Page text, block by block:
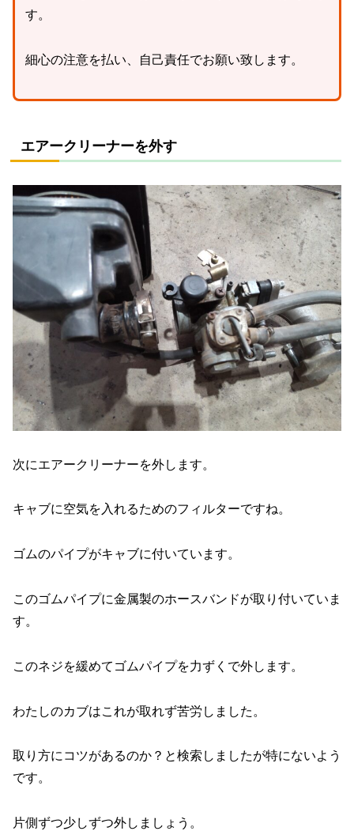
す。
細心の注意を払い、自己責任でお願い致します。
エアークリーナーを外す
次にエアークリーナーを外します。
キャブに空気を入れるためのフィルターですね。
ゴムのパイプがキャブに付いています。
このゴムパイプに金属製のホースバンドが取り付いていま
す。
このネジを緩めてゴムパイプを力ずくで外します。
わたしのカブはこれが取れず苦労しました。
取り方にコツがあるのか？と検索しましたが特にないよう
です。
片側ずつ少しずつ外しましょう。